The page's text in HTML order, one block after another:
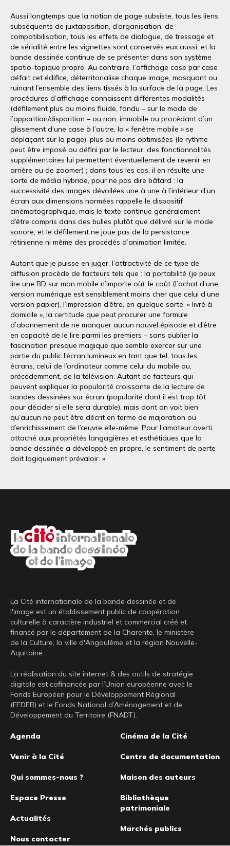
Aussi longtemps que la notion de page subsiste, tous les liens
subséquents de juxtaposition, d’organisation, de
compatibilisation, tous les effets de dialogue, de tressage et
de sérialité entre les vignettes sont conservés eux aussi, et la
bande dessinée continue de se présenter dans son système
spatio-topique propre. Au contraire, l’affichage case par case
défait cet édifice, déterritorialise chaque image, masquant ou
ruinant l’ensemble des liens tissés à la surface de la page. Les
procédures d’affichage connaissent différentes modalités
(défilement plus ou moins fluide, fondu – sur le mode de
l’apparition/disparition – ou non, immobile ou procédant d’un
glissement d’une case à l’autre, la « fenêtre mobile » se
déplaçant sur la page), plus ou moins optimisées (le rythme
peut être imposé ou défini par le lecteur, des fonctionnalités
supplémentaires lui permettent éventuellement de revenir en
arrière ou de zoomer) ; dans tous les cas, il en résulte une
sorte de média hybride, pour ne pas dire bâtard : la
successivité des images dévoilées une à une à l’intérieur d’un
écran aux dimensions normées rappelle le dispositif
cinématographique, mais le texte continue généralement
d’être compris dans des bulles plutôt que délivré sur le mode
sonore, et le défilement ne joue pas de la persistance
rétinienne ni même des procédés d’animation limitée.
Autant que je puisse en juger, l’attractivité de ce type de
diffusion procède de facteurs tels que : la portabilité (je peux
lire une BD sur mon mobile n’importe où), le coût (l’achat d’une
version numérique est sensiblement moins cher que celui d’une
version papier), l’impression d’être, en quelque sorte, « livré à
domicile », la certitude que peut procurer une formule
d’abonnement de ne manquer aucun nouvel épisode et d’être
en capacité de le lire parmi les premiers – sans oublier la
fascination presque magique que semble exercer sur une
partie du public l’écran lumineux en tant que tel, tous les
écrans, celui de l’ordinateur comme celui du mobile ou,
précédemment, de la télévision. Autant de facteurs qui
peuvent expliquer la popularité croissante de la lecture de
bandes dessinées sur écran (popularité dont il est trop tôt
pour décider si elle sera durable), mais dont on voit bien
qu’aucun ne peut être décrit en terme de majoration ou
d’enrichissement de l’œuvre elle-même. Pour l’amateur averti,
attaché aux propriétés langagières et esthétiques que la
bande dessinée a développé en propre, le sentiment de perte
doit logiquement prévaloir. »
La Cité internationale de la bande dessinée et de
l'image est un établissement public de coopération
culturelle à caractère industriel et commercial créé et
financé par le département de la Charente, le ministère
de la Culture, la ville d'Angoulême et la région Nouvelle-
Aquitaine.
La réalisation du site internet & des outils de stratégie
digitale est cofinancée par l’Union européenne avec le
Fonds Européen pour le Développement Régional
(FEDER) et le Fonds National d’Aménagement et de
Développement du Territoire (FNADT).
Pied
de
Agenda
Venir à la Cité
Qui sommes-nous ?
Espace Presse
Actualités
Nous contacter
Cinéma de la Cité
Centre de documentation
Maison des auteurs
Bibliothèque
patrimoniale
Marchés publics